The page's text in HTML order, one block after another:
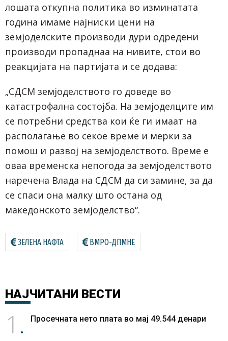
лошата откупна политика во изминатата
година имаме најниски цени на
земјоделските производи дури одредени
производи пропаднаа на нивите, стои во
реакцијата на партијата и се додава:
„СДСМ земјоделството го доведе во
катастрофална состојба. На земјоделците им
се потребни средства кои ќе ги имаат на
располагање во секое време и мерки за
помош и развој на земјоделството. Време е
оваа временска непогода за земјоделството
наречена Влада на СДСМ да си замине, за да
се спаси она малку што остана од
македонското земјоделство“.
ЗЕЛЕНА НАФТА ВМРО-ДПМНЕ
НАЈЧИТАНИ ВЕСТИ
1 Просечната нето плата во мај 49.544 денари